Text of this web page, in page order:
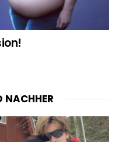
NACHHER